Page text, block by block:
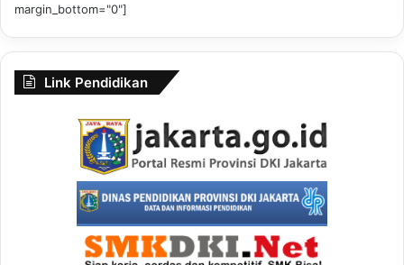
margin_bottom="0"]
Link Pendidikan